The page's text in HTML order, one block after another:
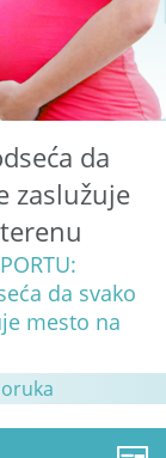
da
zaslužuje
da svako
mesto na